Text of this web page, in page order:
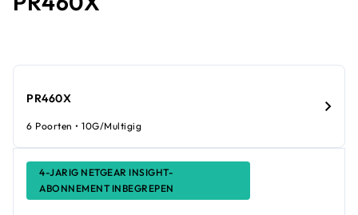
4-JARIG NETGEAR INSIGHT-
ABONNEMENT INBEGREPEN
PR460X
6 Poorten • 10G/multigig